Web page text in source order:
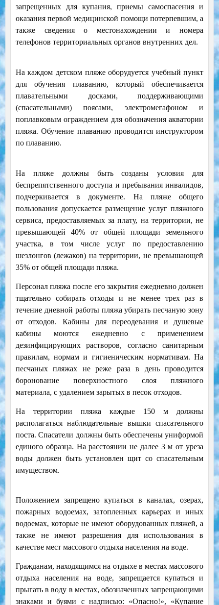
запрещенных для купания, приемы самоспасения и
оказания первой медицинской помощи потерпевшим, а
также сведения о местонахождении и номера
телефонов территориальных органов внутренних дел.
На каждом детском пляже оборудуется учебный пункт
для обучения плаванию, который обеспечивается
плавательными досками, поддерживающими
(спасательными) поясами, электромегафоном и
поплавковым ограждением для обозначения акватории
пляжа. Обучение плаванию проводится инструктором
по плаванию.
На пляже должны быть созданы условия для
беспрепятственного доступа и пребывания инвалидов,
подчеркивается в документе. На пляже общего
пользования допускается размещение услуг пляжного
сервиса, предоставляемых за плату, на территории, не
превышающей 40% от общей площади земельного
участка, в том числе услуг по предоставлению
шезлонгов (лежаков) на территории, не превышающей
35% от общей площади пляжа.
Персонал пляжа после его закрытия ежедневно должен
тщательно собирать отходы и не менее трех раз в
течение дневной работы пляжа убирать песчаную зону
от отходов. Кабины для переодевания и душевые
кабины моются ежедневно с применением
дезинфицирующих растворов, согласно санитарным
правилам, нормам и гигиеническим нормативам. На
песчаных пляжах не реже раза в день проводится
боронование поверхностного слоя пляжного
материала, с удалением зарытых в песок отходов.
На территории пляжа каждые 150 м должны
располагаться наблюдательные вышки спасательного
поста. Спасатели должны быть обеспечены униформой
единого образца. На расстоянии не далее 3 м от уреза
воды должен быть установлен щит со спасательным
имуществом.
Положением запрещено купаться в каналах, озерах,
пожарных водоемах, затопленных карьерах и иных
водоемах, которые не имеют оборудованных пляжей, а
также не имеют разрешения для использования в
качестве мест массового отдыха населения на воде.
Гражданам, находящимся на отдыхе в местах массового
отдыха населения на воде, запрещается купаться и
прыгать в воду в местах, обозначенных запрещающими
знаками и буями с надписью: «Опасно!», «Купание